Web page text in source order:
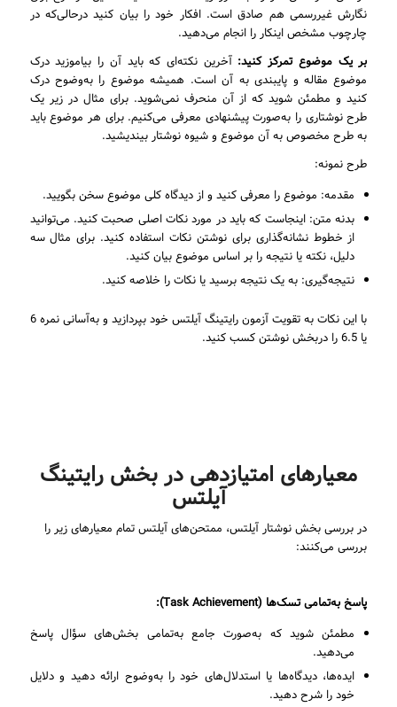
نگارش غیررسمی هم صادق است. افکار خود را بیان کنید درحالی‌که در
چارچوب مشخص اینکار را انجام می‌دهید.
بر یک موضوع تمرکز کنید: آخرین نکته‌ای که باید آن را بیاموزید درک
موضوع مقاله و پایبندی به آن است. همیشه موضوع را به‌وضوح درک
کنید و مطمئن شوید که از آن منحرف نمی‌شوید. برای مثال در زیر یک
طرح نوشتاری را به‌صورت پیشنهادی معرفی می‌کنیم. برای هر موضوع باید
به طرح مخصوص به آن موضوع و شیوه نوشتار بیندیشید.
طرح نمونه:
مقدمه: موضوع را معرفی کنید و از دیدگاه کلی موضوع سخن بگویید.
بدنه متن: اینجاست که باید در مورد نکات اصلی صحبت کنید. می‌توانید
از خطوط نشانه‌گذاری برای نوشتن نکات استفاده کنید. برای مثال سه
دلیل، نکته یا نتیجه را بر اساس موضوع بیان کنید.
نتیجه‌گیری: به یک نتیجه برسید یا نکات را خلاصه کنید.
با این نکات به تقویت آزمون رایتینگ آیلتس خود بپردازید و به‌آسانی نمره 6
یا 6.5 را دربخش نوشتن کسب کنید.
معیارهای امتیازدهی در بخش رایتینگ
آیلتس
در بررسی بخش نوشتار آیلتس، ممتحن‌های آیلتس تمام معیارهای زیر را
بررسی می‌کنند:
پاسخ به‌تمامی تسک‌ها (Task Achievement
):
مطمئن شوید که به‌صورت جامع به‌تمامی بخش‌های سؤال پاسخ
می‌دهید.
ایده‌ها، دیدگاه‌ها یا استدلال‌های خود را به‌وضوح ارائه دهید و دلایل
خود را شرح دهید.